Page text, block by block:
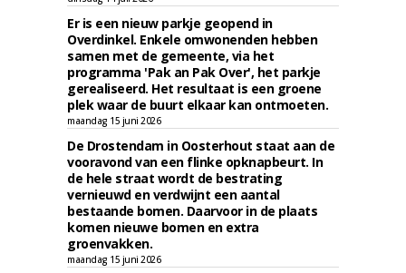
Er is een nieuw parkje geopend in
Overdinkel. Enkele omwonenden hebben
samen met de gemeente, via het
programma 'Pak an Pak Over', het parkje
gerealiseerd. Het resultaat is een groene
plek waar de buurt elkaar kan ontmoeten.
maandag 15 juni 2026
De Drostendam in Oosterhout staat aan de
vooravond van een flinke opknapbeurt. In
de hele straat wordt de bestrating
vernieuwd en verdwijnt een aantal
bestaande bomen. Daarvoor in de plaats
komen nieuwe bomen en extra
groenvakken.
maandag 15 juni 2026